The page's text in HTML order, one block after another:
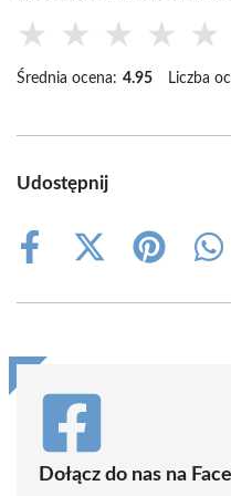
★ ★ ★ ★ ★
Średnia ocena: 4.95 Liczba
Udostępnij
Share
Share
(Twitter)
Share
Dołącz do nas na